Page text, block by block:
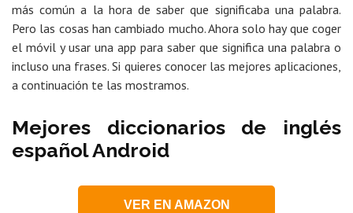
más común a la hora de saber que significaba una palabra.
Pero las cosas han cambiado mucho. Ahora solo hay que coger
el móvil y usar una app para saber que significa una palabra o
incluso una frases. Si quieres conocer las mejores aplicaciones,
a continuación te las mostramos.
Mejores diccionarios de inglés
español Android
VER EN AMAZON